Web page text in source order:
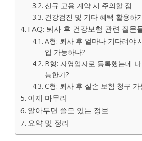
신규 고용 계약 시 주의할 점
건강검진 및 기타 혜택 활용하
FAQ: 퇴사 후 건강보험 관련 질문
A형: 퇴사 후 얼마나 기다려야
입 가능하나?
B형: 자영업자로 등록했는데
능한가?
C형: 퇴사 후 실손 보험 청구 가
이제 마무리
알아두면 쓸모 있는 정보
요약 및 정리